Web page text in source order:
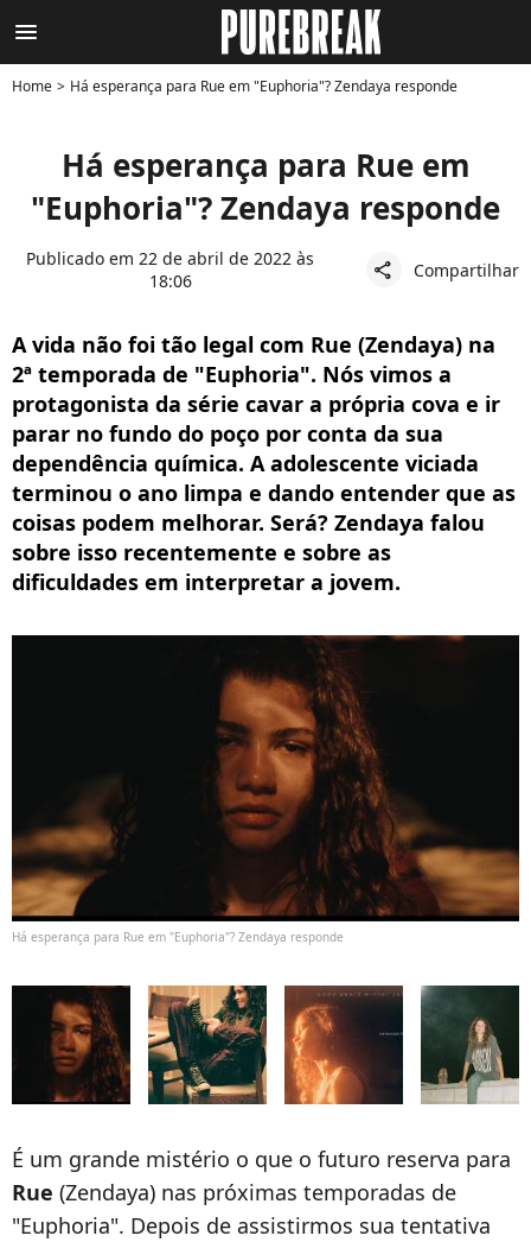
menu
Home Há esperança para Rue em "Euphoria"? Zendaya responde
Há esperança para Rue em
"Euphoria"? Zendaya responde
Publicado em 22 de abril de 2022 às
18:06
share Compartilhar
A vida não foi tão legal com Rue (Zendaya) na
2ª temporada de "Euphoria". Nós vimos a
protagonista da série cavar a própria cova e ir
parar no fundo do poço por conta da sua
dependência química. A adolescente viciada
terminou o ano limpa e dando entender que as
coisas podem melhorar. Será? Zendaya falou
sobre isso recentemente e sobre as
dificuldades em interpretar a jovem.
Há esperança para Rue em "Euphoria"? Zendaya responde
É um grande mistério o que o futuro reserva para
Rue (Zendaya) nas próximas temporadas de
"Euphoria". Depois de assistirmos sua tentativa